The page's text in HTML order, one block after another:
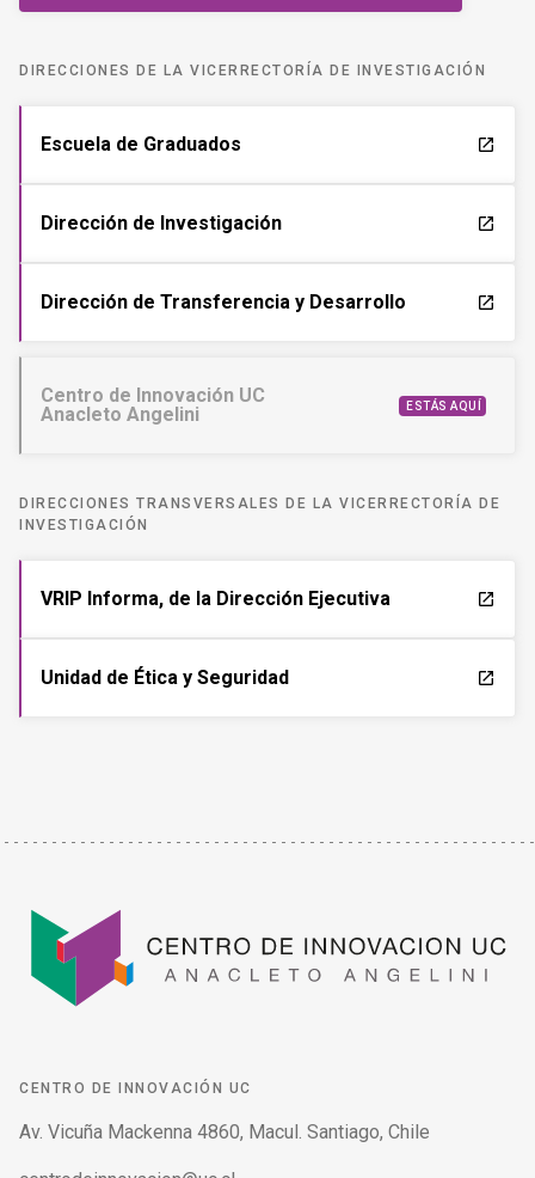
DIRECCIONES DE LA VICERRECTORÍA DE INVESTIGACIÓN
Escuela de Graduados launch
Dirección de Investigación launch
Dirección de Transferencia y Desarrollo launch
Centro de Innovación UC
Anacleto Angelini
ESTÁS AQUÍ
DIRECCIONES TRANSVERSALES DE LA VICERRECTORÍA DE
INVESTIGACIÓN
VRIP Informa, de la Dirección Ejecutiva launch
Unidad de Ética y Seguridad launch
CENTRO DE INNOVACIÓN UC
Av. Vicuña Mackenna 4860, Macul. Santiago, Chile